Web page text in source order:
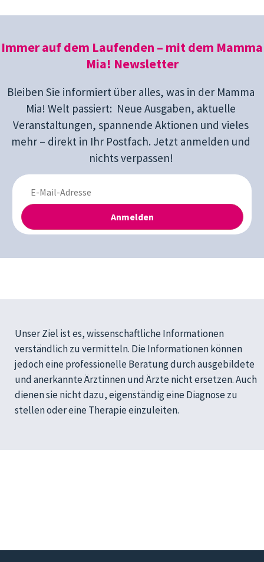
Immer auf dem Laufenden – mit dem Mamma
Mia! Newsletter
Bleiben Sie informiert über alles, was in der Mamma
Mia! Welt passiert: Neue Ausgaben, aktuelle
Veranstaltungen, spannende Aktionen und vieles
mehr – direkt in Ihr Postfach. Jetzt anmelden und
nichts verpassen!
Unser Ziel ist es, wissenschaftliche Informationen
verständlich zu vermitteln. Die Informationen können
jedoch eine professionelle Beratung durch ausgebildete
und anerkannte Ärztinnen und Ärzte nicht ersetzen. Auch
dienen sie nicht dazu, eigenständig eine Diagnose zu
stellen oder eine Therapie einzuleiten.